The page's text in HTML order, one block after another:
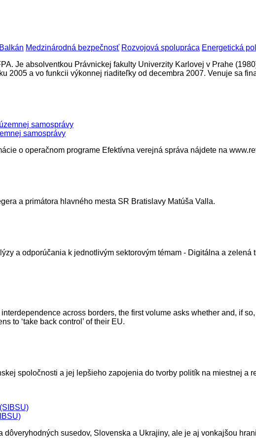
Medzinárodná bezpečnosť Rozvojová spolupráca Energetická
Je absolventkou Právnickej fakulty Univerzity Karlovej v Prahe
2005 a vo funkcii výkonnej riaditeľky od decembra 2007. Venuje sa
samosprávy
o operačnom programe Efektívna verejná správa nájdete na
a primátora hlavného mesta SR Bratislavy Matúša Valla.
a odporúčania k jednotlivým sektorovým témam - Digitálna a
across borders, the first volume asks whether and, if
to ‘take back control’ of their EU.
spoločnosti a jej lepšieho zapojenia do tvorby politík na miestnej a
susedov, Slovenska a Ukrajiny, ale je aj vonkajšou